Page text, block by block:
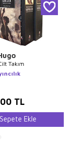
Takım
TL
Sepete Ekle